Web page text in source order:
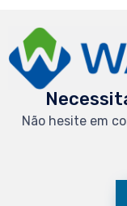
Não hesite em